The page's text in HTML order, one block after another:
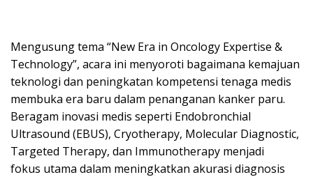
Mengusung tema “New Era in Oncology Expertise &
Technology”, acara ini menyoroti bagaimana kemajuan
teknologi dan peningkatan kompetensi tenaga medis
membuka era baru dalam penanganan kanker paru.
Beragam inovasi medis seperti Endobronchial
Ultrasound (EBUS), Cryotherapy, Molecular Diagnostic,
Targeted Therapy, dan Immunotherapy menjadi
fokus utama dalam meningkatkan akurasi diagnosis